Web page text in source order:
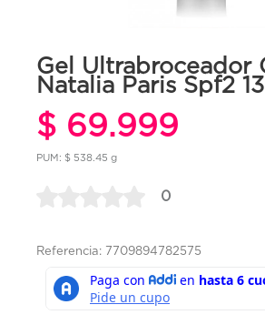
Gel Ultrabroceador
Natalia Paris Spf2
$ 69.999
PUM: $ 538.45 g
0
Referencia: 7709894782575